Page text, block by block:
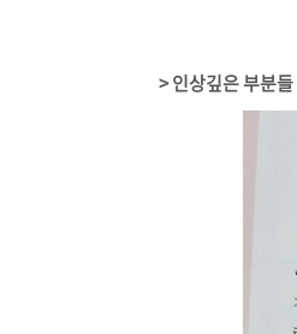
> 인상깊은 부분들